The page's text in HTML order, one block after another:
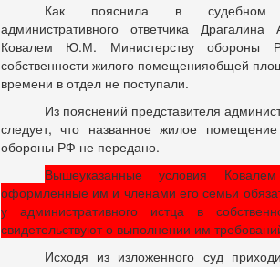
Как пояснила в судебном
административного ответчика
Ковалем Ю.М. Министерству обороны
собственности жилого помещенияобщей
времени в отдел не поступали.
Из пояснений представителя
следует, что названное жилое
обороны РФ не передано.
Вышеуказанные условия
оформленные им и членами его семьи
у административного истца в
свидетельствуют о выполнении им
Исходя из изложенного суд